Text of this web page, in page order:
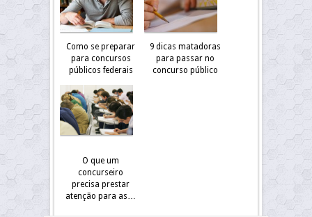
Como se preparar
para concursos
públicos federais
9 dicas matadoras
para passar no
concurso público
O que um
concurseiro
precisa prestar
atenção para as…